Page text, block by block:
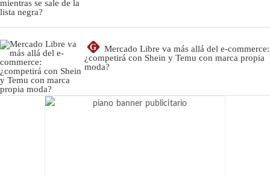
G
Mercado Libre va más allá del e-commerce:
¿competirá con Shein y Temu con marca propia
moda?